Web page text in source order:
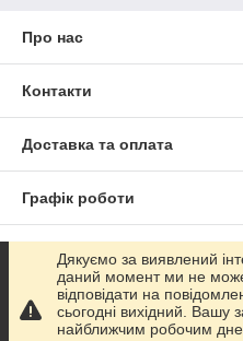
Про нас
Контакти
Доставка та оплата
Графік роботи
Повна версія сайту
Сайт створено на
Дякуємо за виявлений
даний момент ми не
відповідати на
сьогодні вихідний. Вашу
найближчим робочим